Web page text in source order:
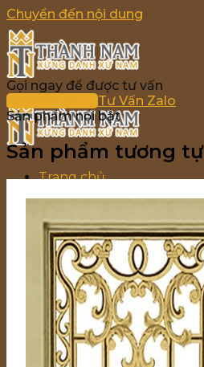
Chuyển đến nội dung
Trang chủ
Cổng Nhôm Đúc
Lan Can Nhôm Đúc
Cầu Thang Nhôm Đúc
Hàng Rào Nhôm Đúc
Ban Công Nhôm Đúc
Bông Gió Nhôm Đúc
Chông Gai Nhôm Đúc
Bảng giá
Tin tức
Liên hệ
Tìm kiếm:
Gọi ngay để được tư vấn
036 690 7777
Tư Vấn Zalo
Sản phẩm nổi bật
Sản phẩm tương tự